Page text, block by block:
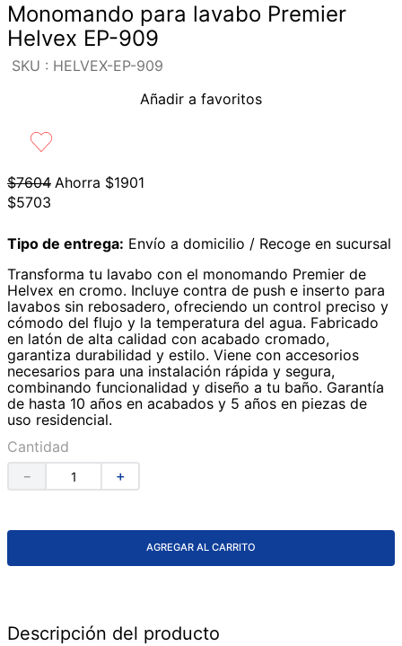
Monomando para lavabo Premier
Helvex EP-909
: HELVEX-EP-909
Añadir a favoritos
$7604 Ahorra $1901
$5703
Tipo de entrega: Envío a domicilio / Recoge en sucursal
Transforma tu lavabo con el monomando Premier de
Helvex en cromo. Incluye contra de push e inserto para
lavabos sin rebosadero, ofreciendo un control preciso y
cómodo del flujo y la temperatura del agua. Fabricado
en latón de alta calidad con acabado cromado,
garantiza durabilidad y estilo. Viene con accesorios
necesarios para una instalación rápida y segura,
combinando funcionalidad y diseño a tu baño. Garantía
de hasta 10 años en acabados y 5 años en piezas de
uso residencial.
Cantidad
＋
－
AGREGAR AL CARRITO
Descripción del producto
5 .
lavabo
10. lavabos